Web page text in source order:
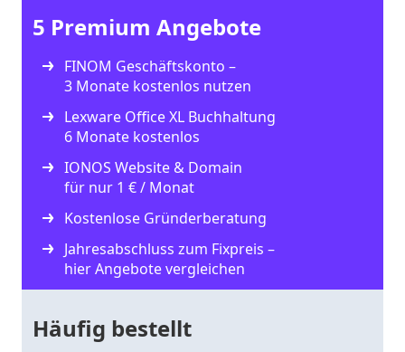
5 Premium Angebote
FINOM Geschäftskonto –
3 Monate kostenlos nutzen
Lexware Office XL Buchhaltung
6 Monate kostenlos
IONOS Website & Domain
für nur 1 € / Monat
Kostenlose Gründerberatung
Jahresabschluss zum Fixpreis –
hier Angebote vergleichen
Häufig bestellt